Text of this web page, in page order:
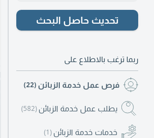
تحديث حاصل البحث
ربما ترغب بالاطلاع على
فرص عمل خدمة الزبائن (22)
يطلب عمل خدمة الزبائن (582)
خدمات خدمة الزبائن (1)